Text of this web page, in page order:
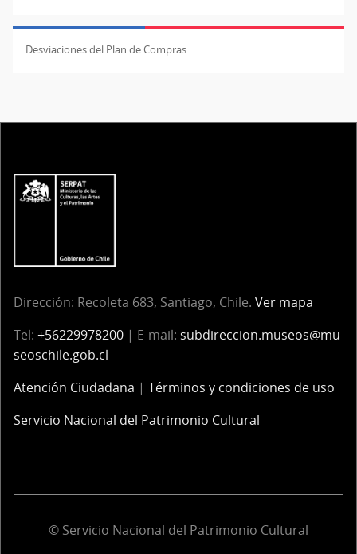
Desviaciones del Plan de Compras
Dirección: Recoleta 683, Santiago, Chile. Ver mapa
Tel: +56229978200 | E-mail: subdireccion.museos@mu
seoschile.gob.cl
Atención Ciudadana | Términos y condiciones de uso
Servicio Nacional del Patrimonio Cultural
© Servicio Nacional del Patrimonio Cultural